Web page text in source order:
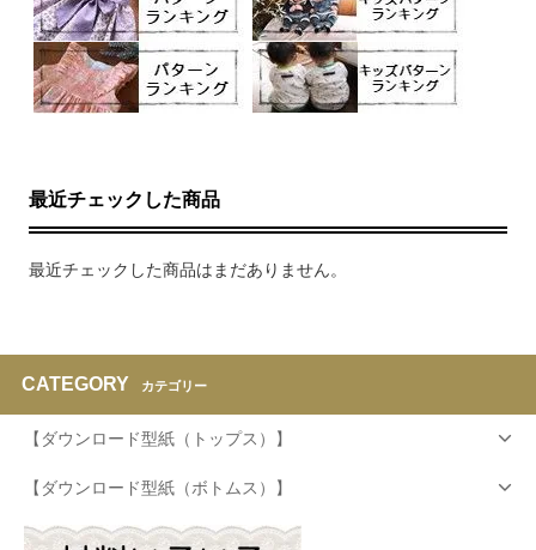
最近チェックした商品
最近チェックした商品はまだありません。
CATEGORY カテゴリー
【ダウンロード型紙（トップス）】
【ダウンロード型紙（ボトムス）】